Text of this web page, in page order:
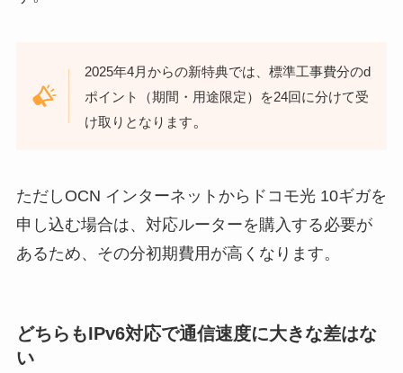
2025年4月からの新特典では、標準工事費分のd
ポイント（期間・用途限定）を24回に分けて受
け取りとなります。
ただしOCN インターネットからドコモ光 10ギガを
申し込む場合は、対応ルーターを購入する必要が
あるため、その分初期費用が高くなります。
どちらもIPv6対応で通信速度に大きな差はな
い